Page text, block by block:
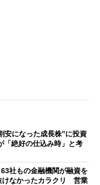
安になった成長株”に投資
絶好の仕込み時」と考
社もの金融機関が融資を
けなかったカラクリ 営業